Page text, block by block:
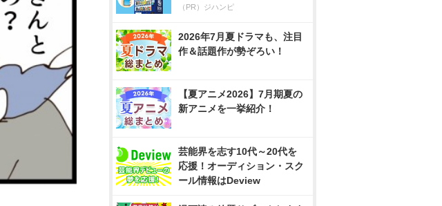
（PR）ジハンピ
2026年7月夏ドラマも、注目
作＆話題作が勢ぞろい！
【夏アニメ2026】7月期夏の
新アニメを一挙紹介！
芸能界を志す10代～20代を
応援！オーディション・スク
ール情報はDeview